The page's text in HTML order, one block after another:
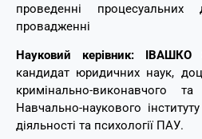
проведенні
провадженні
Науковий керівник: ІВАШКО
кандидат юридичних наук,
кримінально-виконавчого
Навчально-наукового
діяльності та психології ПАУ.